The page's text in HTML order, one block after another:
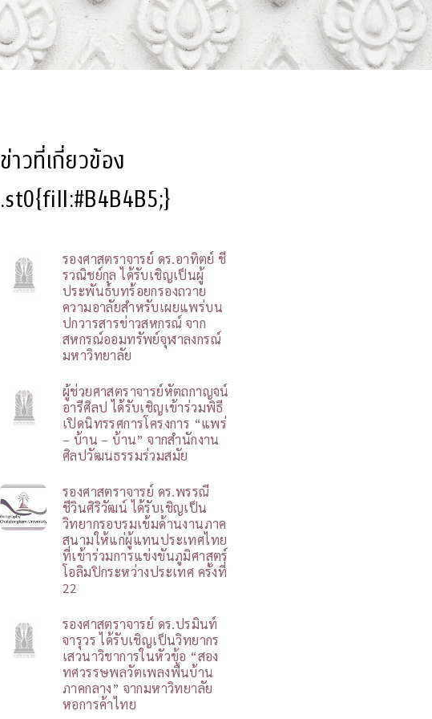
ข่าวที่เกี่ยวข้อง
.st0{fill:#B4B4B5;}
รองศาสตราจารย์ ดร.อาทิตย์ ชี
รวณิชย์กุล ได้รับเชิญเป็นผู้
ประพันธ์บทร้อยกรองถวาย
ความอาลัยสำหรับเผยแพร่บน
ปกวารสารข่าวสหกรณ์ จาก
สหกรณ์ออมทรัพย์จุฬาลงกรณ์
มหาวิทยาลัย
ผู้ช่วยศาสตราจารย์หัตถกาญจน์
อารีศิลป ได้รับเชิญเข้าร่วมพิธี
เปิดนิทรรศการโครงการ “แพร่
– บ้าน – บ้าน” จากสำนักงาน
ศิลปวัฒนธรรมร่วมสมัย
รองศาสตราจารย์ ดร.พรรณี
ชีวินศิริวัฒน์ ได้รับเชิญเป็น
วิทยากรอบรมเข้มด้านงานภาค
สนามให้แก่ผู้แทนประเทศไทย
ที่เข้าร่วมการแข่งขันภูมิศาสตร์
โอลิมปิกระหว่างประเทศ ครั้งที่
22
รองศาสตราจารย์ ดร.ปรมินท์
จารุวร ได้รับเชิญเป็นวิทยากร
เสวนาวิชาการในหัวข้อ “สอง
ทศวรรษพลวัตเพลงพื้นบ้าน
ภาคกลาง” จากมหาวิทยาลัย
หอการค้าไทย